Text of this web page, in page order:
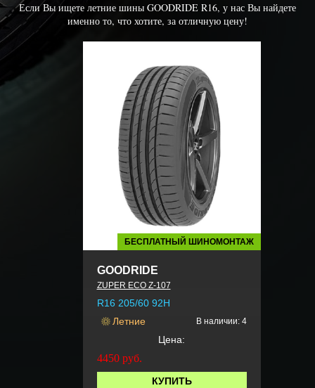
Если Вы ищете летние шины GOODRIDE R16, у нас Вы найдете
именно то, что хотите, за отличную цену!
БЕСПЛАТНЫЙ ШИНОМОНТАЖ
GOODRIDE
ZUPER ECO Z-107
R16 205/60 92H
Летние
В наличии: 4
Цена:
4450 руб.
КУПИТЬ